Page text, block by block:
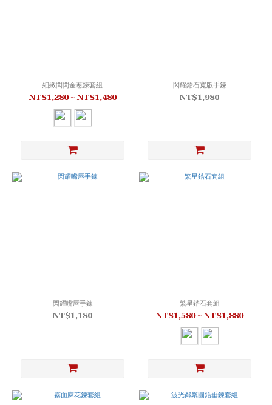
細緻閃閃金蔥鍊套組
NT$1,280 ~ NT$1,480
閃耀鋯石寬版手鍊
NT$1,980
閃耀嘴唇手鍊
NT$1,180
繁星鋯石套組
NT$1,580 ~ NT$1,880